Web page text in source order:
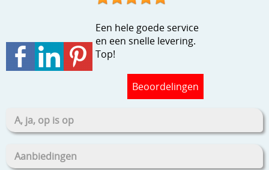
Een hele goede service
en een snelle levering.
Top!
Beoordelingen
A, ja, op is op
Aanbiedingen